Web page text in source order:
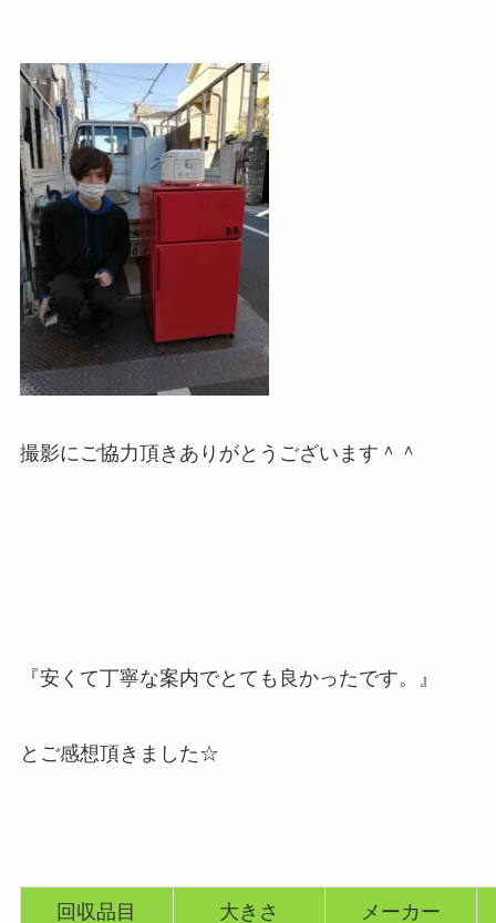
撮影にご協力頂きありがとうございます＾＾
『安くて丁寧な案内でとても良かったです。』
とご感想頂きました☆
回収品目 大きさ メーカー